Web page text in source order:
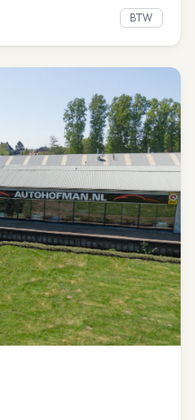
BTW